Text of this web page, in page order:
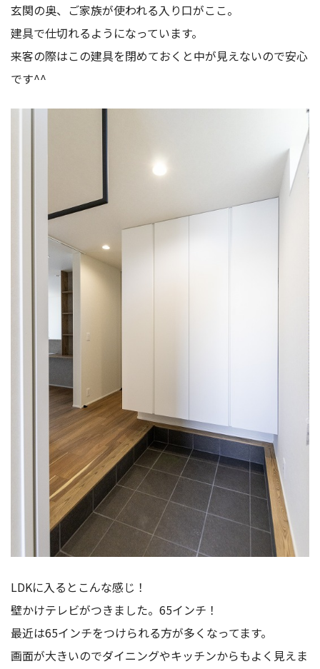
玄関の奥、ご家族が使われる入り口がここ。
建具で仕切れるようになっています。
来客の際はこの建具を閉めておくと中が見えないので安心
です^^
LDKに入るとこんな感じ！
壁かけテレビがつきました。65インチ！
最近は65インチをつけられる方が多くなってます。
画面が大きいのでダイニングやキッチンからもよく見えま